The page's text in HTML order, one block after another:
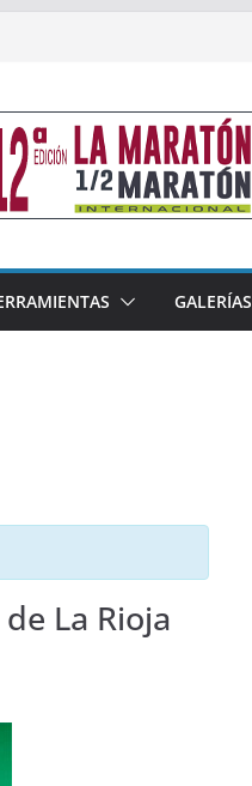
GALERÍAS
La Rioja